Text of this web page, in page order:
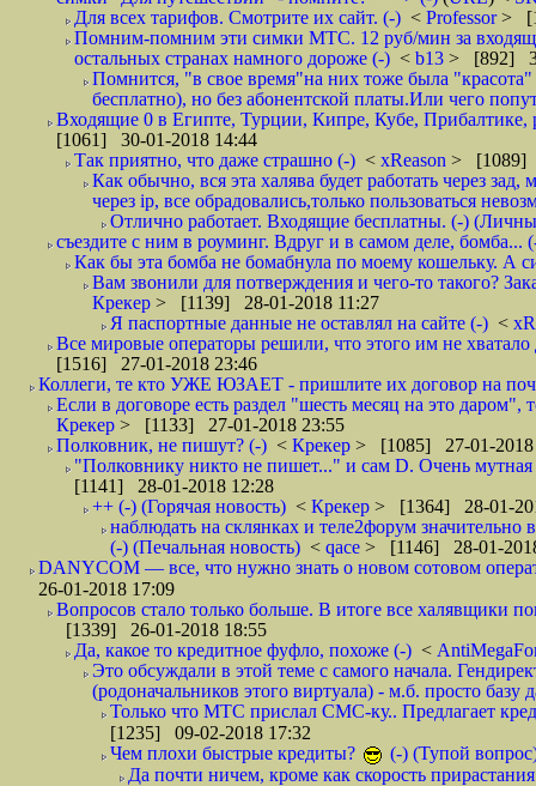
Для всех тарифов. Смотрите их сайт. (-) < Professor>
Помним-помним эти симки МТС. 12 руб/мин за
остальных странах намного дороже (-) < b13 > [892]
Помнится, "в свое время"на них тоже была
бесплатно), но без абонентской платы.Или чего
Входящие 0 в Египте, Турции, Кипре, Кубе,
[1061] 30-01-2018 14:44
Так приятно, что даже страшно (-) < xReason > [1089]
Как обычно, вся эта халява будет работать через
через ip, все обрадовались,только пользоваться
Отлично работает. Входящие бесплатны. (-)
съездите с ним в роуминг. Вдруг и в самом деле, бомба...
Как бы эта бомба не бомабнула по моему кошельку. А
Вам звонили для потверждения и чего-то такого?
Крекер > [1139] 28-01-2018 11:27
Я паспортные данные не оставлял на сайте (-) <
Все мировые операторы решили, что этого им не
[1516] 27-01-2018 23:46
Коллеги, те кто УЖЕ ЮЗАЕТ - пришлите их договор на
Если в договоре есть раздел "шесть месяц на это даром",
Крекер > [1133] 27-01-2018 23:55
Полковник, не пишут? (-) < Крекер > [1085] 27-01-2018
"Полковнику никто не пишет..." и сам D. Очень
[1141] 28-01-2018 12:28
++ (-) (Горячая новость) < Крекер > [1364] 28-01-
наблюдать на склянках и теле2форум
(-) (Печальная новость) < qace > [1146] 28-01-
DANYCOM — все, что нужно знать о новом сотовом
26-01-2018 17:09
Вопросов стало только больше. В итоге все халявщики
[1339] 26-01-2018 18:55
Да, какое то кредитное фуфло, похоже (-) <
Это обсуждали в этой теме с самого начала.
(родоначальников этого виртуала) - м.б. просто
Только что МТС прислал СМС-ку.. Предлагает
[1235] 09-02-2018 17:32
Чем плохи быстрые кредиты?
(-) (Тупой
Да почти ничем, кроме как скорость